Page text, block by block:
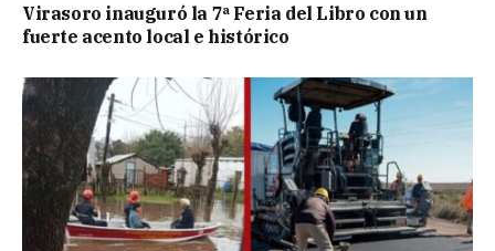
Virasoro inauguró la 7ª Feria del Libro con un
fuerte acento local e histórico